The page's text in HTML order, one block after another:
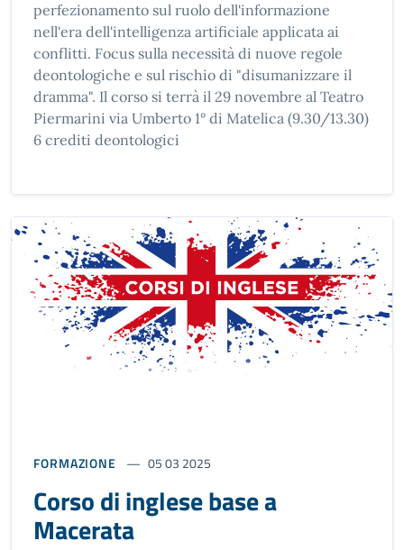
perfezionamento sul ruolo dell'informazione
nell'era dell'intelligenza artificiale applicata ai
conflitti. Focus sulla necessità di nuove regole
deontologiche e sul rischio di "disumanizzare il
dramma". Il corso si terrà il 29 novembre al Teatro
Piermarini via Umberto 1° di Matelica (9.30/13.30)
6 crediti deontologici
FORMAZIONE 05 03 2025
Corso di inglese base a
Macerata